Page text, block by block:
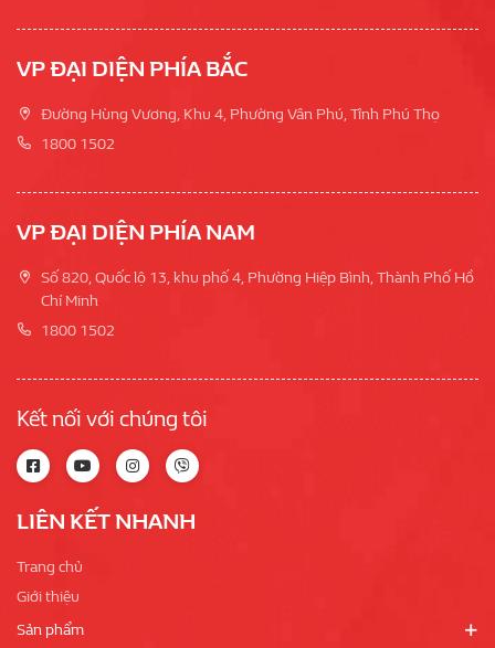
VP ĐẠI DIỆN PHÍA BẮC
Đường Hùng Vương, Khu 4, Phường Vân Phú, Tỉnh Phú Thọ
1800 1502
VP ĐẠI DIỆN PHÍA NAM
Số 820, Quốc lộ 13, khu phố 4, Phường Hiệp Bình, Thành Phố Hồ
Chí Minh
1800 1502
Kết nối với chúng tôi
LIÊN KẾT NHANH
Trang chủ
Giới thiệu
Sản phẩm